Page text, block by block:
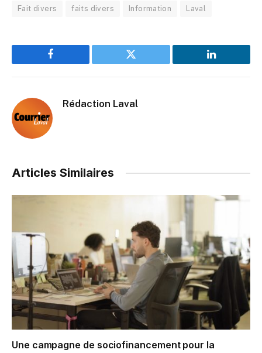
Fait divers faits divers Information Laval
Facebook Twitter LinkedIn
Rédaction Laval
Articles Similaires
Une campagne de sociofinancement pour la